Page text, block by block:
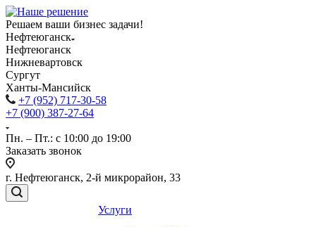
Решаем ваши бизнес задачи!
Нефтеюганск
Нефтеюганск
Нижневартовск
Сургут
Ханты-Мансийск
+7 (952) 717-30-58
+7 (900) 387-27-64
Пн. – Пт.: с 10:00 до 19:00
Заказать звонок
г. Нефтеюганск, 2-й микрорайон, 33
Услуги